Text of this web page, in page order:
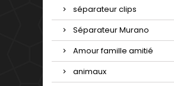
séparateur clips
Séparateur Murano
Amour famille amitié
animaux